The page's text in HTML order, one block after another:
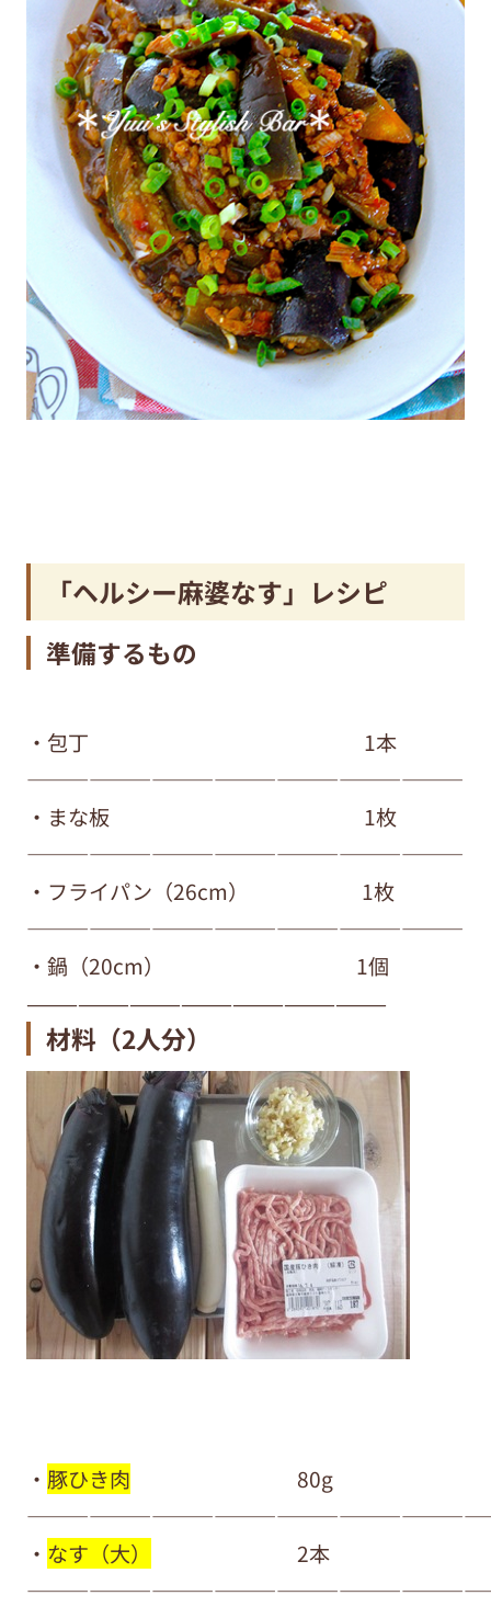
「ヘルシー麻婆なす」レシピ
準備するもの
・包丁 1本
—————————————————————
・まな板 1枚
—————————————————————
・フライパン（26cm） 1枚
—————————————————————
・鍋（20cm） 1個
—————————————————————
材料 （2人分）
・ 豚ひき肉 80g
・ なす（大）
2本